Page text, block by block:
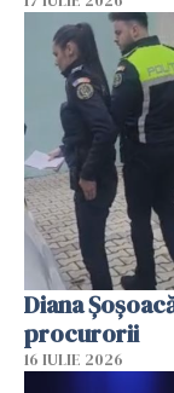
Diana
procurorii
16 IULIE 2026